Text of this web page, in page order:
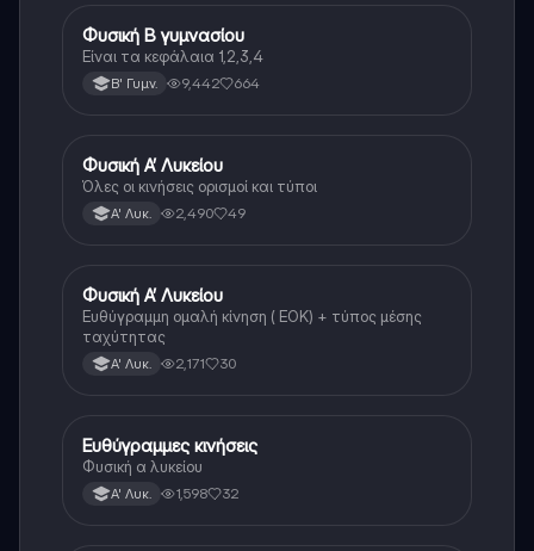
Φυσική
Φυσική Β γυμνασίου
Είναι τα κεφάλαια 1,2,3,4
Β' Γυμν. 9,442 664
Φυσική
Φυσική Α’ Λυκείου
Όλες οι κινήσεις ορισμοί και τύποι
Α' Λυκ. 2,490 49
Φυσική
Φυσική Α’ Λυκείου
Ευθύγραμμη ομαλή κίνηση ( ΕΟΚ) + τύπος μέσης
ταχύτητας
Α' Λυκ. 2,171 30
Φυσική
Ευθύγραμμες κινήσεις
Φυσική α λυκείου
Α' Λυκ. 1,598 32